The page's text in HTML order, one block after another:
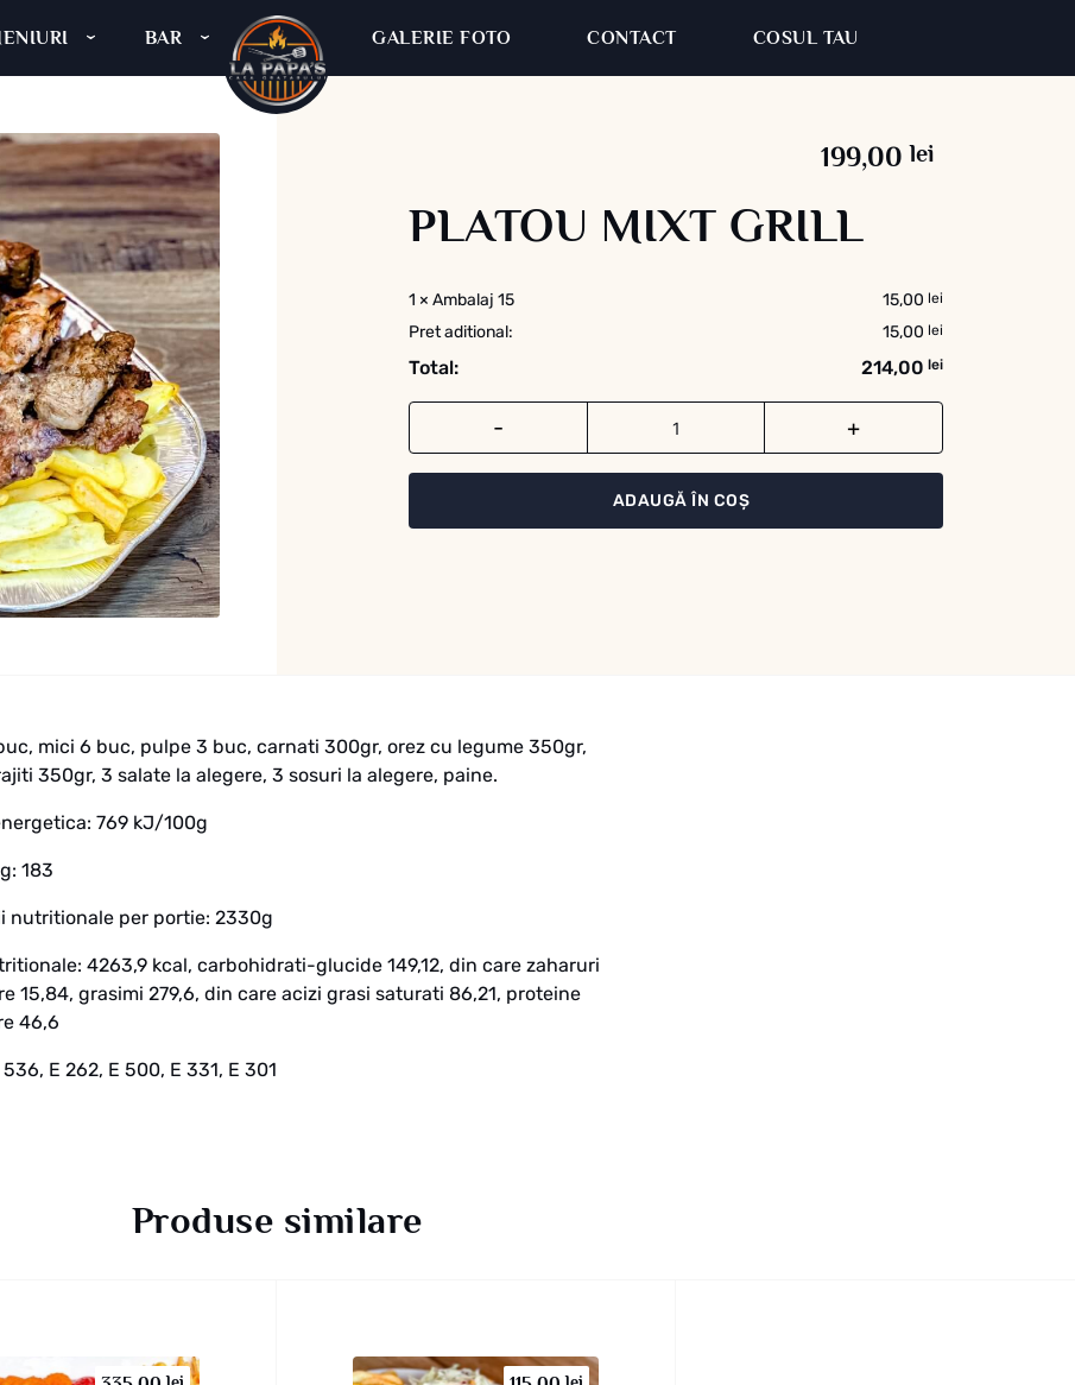
BAR
La Papa&#039;s
GALERIE FOTO CONTACT COSUL TAU
PLATOU MIXT GRILL
199,00lei
1 × Ambalaj 15 15,00 lei
Pret aditional: 15,00 lei
Total: 214,00 lei
ADAUGĂ ÎN COȘ
mici 6 buc, pulpe 3 buc, carnati 300gr, orez cu legume 350gr,
350gr, 3 salate la alegere, 3 sosuri la alegere, paine.
769 kJ/100g
183
nutritionale per portie: 2330g
4263,9 kcal, carbohidrati-glucide 149,12, din care zaharuri
15,84, grasimi 279,6, din care acizi grasi saturati 86,21, proteine
46,6
E 262, E 500, E 331, E 301
Produse similare